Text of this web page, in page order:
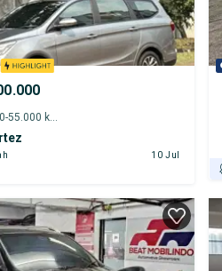
10 Jul